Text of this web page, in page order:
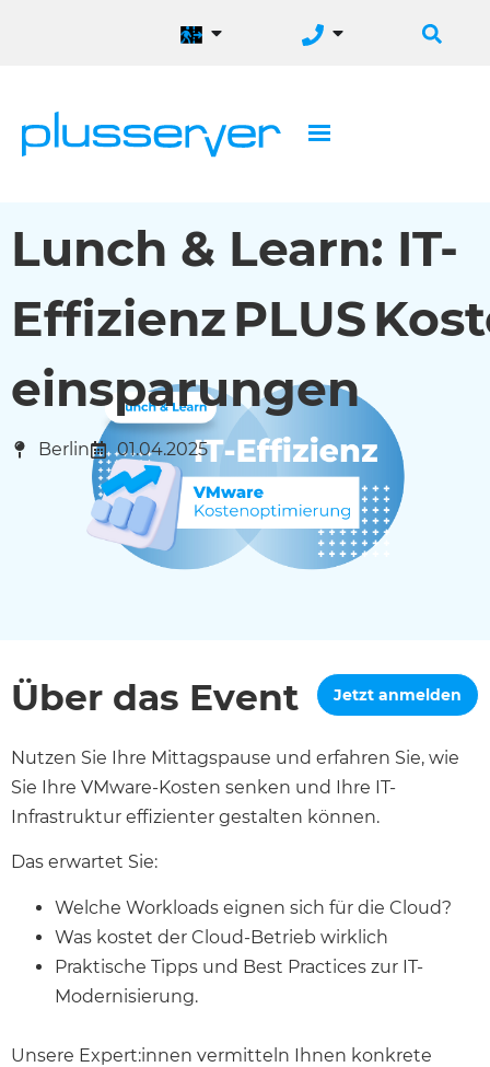
Lunch & Learn: IT-
Effizienz PLUS
einsparungen
Berlin 01.04.2025
Über das Event Jetzt anmelden
Nutzen Sie Ihre Mittagspause und erfahren Sie, wie
Sie Ihre VMware-Kosten senken und Ihre IT-
Infrastruktur effizienter gestalten können.
Das erwartet Sie:
Welche Workloads eignen sich für die Cloud?
Was kostet der Cloud-Betrieb wirklich
Praktische Tipps und Best Practices zur IT-
Modernisierung.
Unsere Expert:innen vermitteln Ihnen konkrete